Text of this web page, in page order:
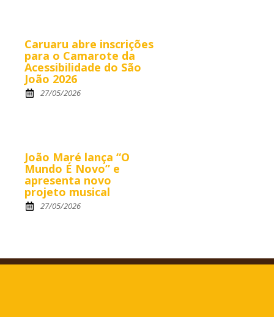
Caruaru abre inscrições
para o Camarote da
Acessibilidade do São
João 2026
27/05/2026
João Maré lança “O
Mundo É Novo” e
apresenta novo
projeto musical
27/05/2026